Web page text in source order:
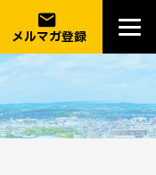
email
メルマガ登録